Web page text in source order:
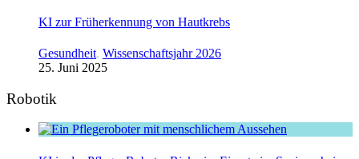
KI zur Früherkennung von Hautkrebs
Gesundheit, Wissenschaftsjahr 2026
25. Juni 2025
Robotik